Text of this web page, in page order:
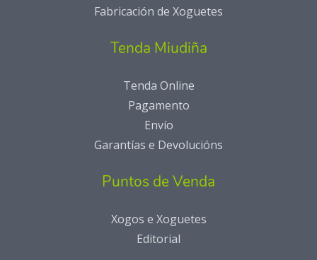
Fabricación de Xoguetes
Tenda Miudiña
Tenda Online
Pagamento
Envío
Garantías e Devolucións
Puntos de Venda
Xogos e Xoguetes
Editorial